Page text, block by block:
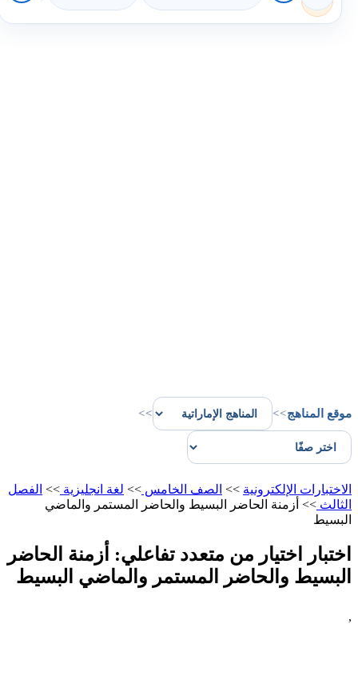
موقع المناهج>>
>>
الاختبارات الإلكترونية >> الصف الخامس >> لغة انجليزية >> الفصل
الثالث >> أزمنة الحاضر البسيط والحاضر المستمر والماضي
البسيط
اختبار اختيار من متعدد تفاعلي: أزمنة الحاضر
البسيط والحاضر المستمر والماضي البسيط